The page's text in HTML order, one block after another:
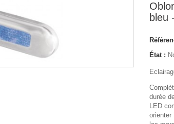
bleu
État :
durée
LED
orienter